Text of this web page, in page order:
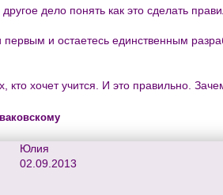
дело понять как это сделать
и остаетесь единственным
хочет учится. И это правильно.
Юлия
02.09.2013